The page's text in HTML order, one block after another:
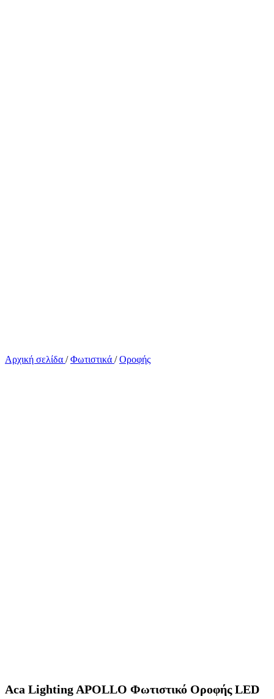
Αρχική σελίδα / Φωτιστικά / Οροφής
Aca Lighting APOLLO Φωτιστικό Οροφής LED